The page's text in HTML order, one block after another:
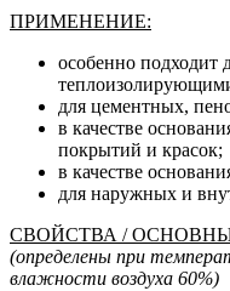
ПРИМЕНЕНИЕ:
особенно подходит
для цементных,
в качестве
покрытий и красок;
в качестве
для наружных и
СВОЙСТВА /
(определены при
влажности воздуха 60%)